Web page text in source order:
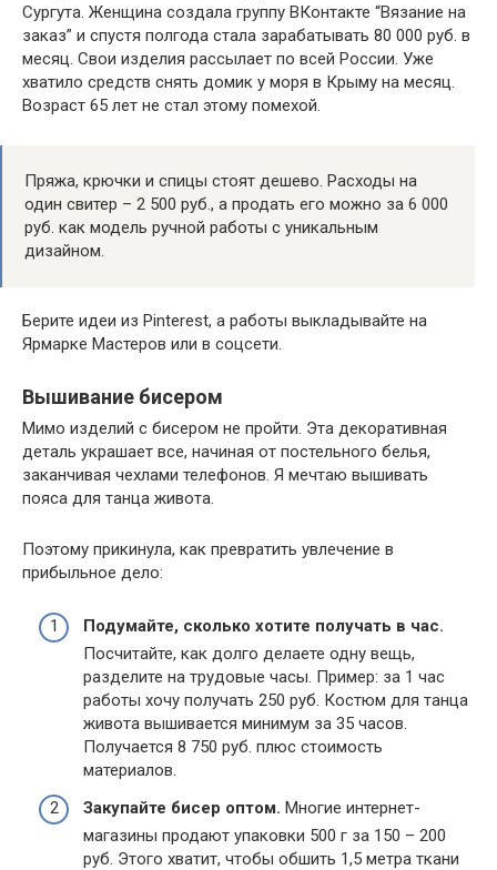
Сургута. Женщина создала группу ВКонтакте “Вязание на
заказ” и спустя полгода стала зарабатывать 80 000 руб. в
месяц. Свои изделия рассылает по всей России. Уже
хватило средств снять домик у моря в Крыму на месяц.
Возраст 65 лет не стал этому помехой.
Пряжа, крючки и спицы стоят дешево. Расходы на
один свитер – 2 500 руб., а продать его можно за 6 000
руб. как модель ручной работы с уникальным
дизайном.
Берите идеи из Pinterest, а работы выкладывайте на
Ярмарке Мастеров или в соцсети.
Вышивание бисером
Мимо изделий с бисером не пройти. Эта декоративная
деталь украшает все, начиная от постельного белья,
заканчивая чехлами телефонов. Я мечтаю вышивать
пояса для танца живота.
Поэтому прикинула, как превратить увлечение в
прибыльное дело:
Подумайте, сколько хотите получать в час.
Посчитайте, как долго делаете одну вещь,
разделите на трудовые часы. Пример: за 1 час
работы хочу получать 250 руб. Костюм для танца
живота вышивается минимум за 35 часов.
Получается 8 750 руб. плюс стоимость
материалов.
Закупайте бисер оптом. Многие интернет-
магазины продают упаковки 500 г за 150 – 200
руб. Этого хватит, чтобы обшить 1,5 метра ткани